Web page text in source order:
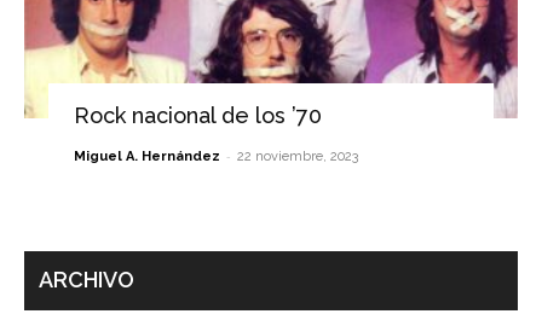
Rock nacional de los ’70
Miguel A. Hernández - 22 noviembre, 2023
ARCHIVO